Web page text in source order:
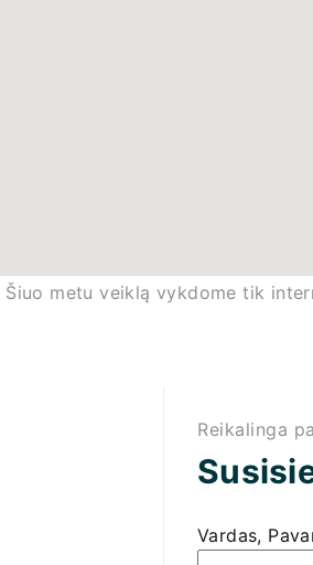
Šiuo metu veiklą vykdome tik
Reikalinga
Vardas,